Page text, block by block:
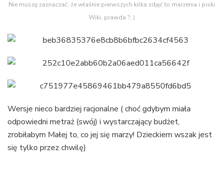
Nie muszę zaznaczać, że właśnie pierwszych kilka zdjęć to marzenia i piski
Wiki, prawda ?; )
Wersje nieco bardziej racjonalne ( choć gdybym miała
odpowiedni metraż (swój) i wystarczający budżet,
zrobiłabym Małej to, co jej się marzy! Dzieckiem wszak jest
się tylko przez chwilę)